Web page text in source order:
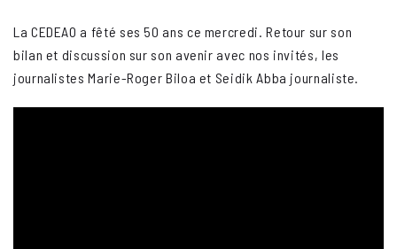
La CEDEAO a fêté ses 50 ans ce mercredi. Retour sur son
bilan et discussion sur son avenir avec nos invités, les
journalistes Marie-Roger Biloa et Seidik Abba journaliste.